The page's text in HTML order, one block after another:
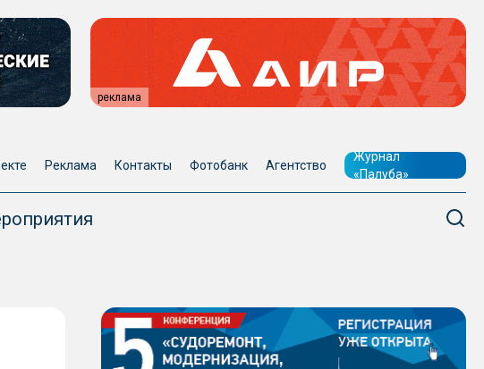
реклама
Реклама Контакты Фотобанк Агентство
Журнал
«Палуба»